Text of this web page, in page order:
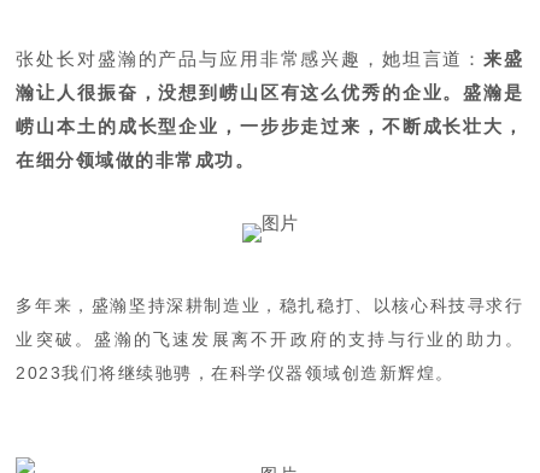
张处长对盛瀚的产品与应用非常感兴趣，她坦言道：来盛
瀚让人很振奋，没想到崂山区有这么优秀的企业。盛瀚是
崂山本土的成长型企业，一步步走过来，不断成长壮大，
在细分领域做的非常成功。
多年来，盛瀚坚持深耕制造业，稳扎稳打、以核心科技寻求行
业突破。盛瀚的飞速发展离不开政府的支持与行业的助力。
2023我们将继续驰骋，在科学仪器领域创造新辉煌。